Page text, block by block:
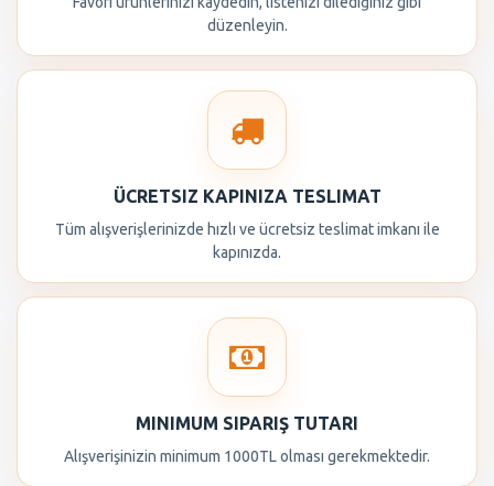
düzenleyin.
ÜCRETSIZ KAPINIZA TESLIMAT
Tüm alışverişlerinizde hızlı ve ücretsiz teslimat imkanı ile
kapınızda.
MINIMUM SIPARIŞ TUTARI
Alışverişinizin minimum 1000TL olması gerekmektedir.